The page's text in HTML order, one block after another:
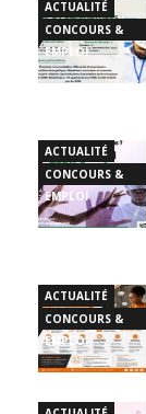
ACTUALITÉ
CONCOURS &
EMPLOI
ACTUALITÉ
CONCOURS &
EMPLOI
ACTUALITÉ
CONCOURS &
EMPLOI